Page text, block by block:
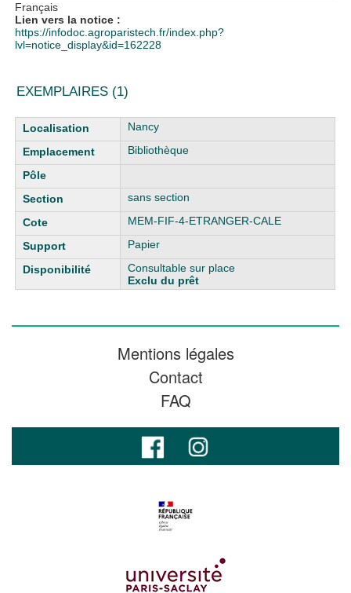
Français
Lien vers la notice :
https://infodoc.agroparistech.fr/index.php?
lvl=notice_display&id=162228
EXEMPLAIRES (1)
Liste des exemplaires
Nancy
Bibliothèque
sans section
MEM-FIF-4-ETRANGER-CALE
Papier
Consultable sur place
Exclu du prêt
Mentions légales
Contact
FAQ